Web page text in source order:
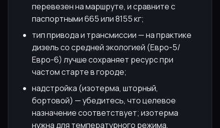
перевезен на маршруте, и сравните с
паспортными 665 или 8155 кг;
тип привода и трансмиссии — на практике
дизель со средней экологией (Евро-5/
Евро-6) лучше сохраняет ресурс при
частом старте в городе;
надстройка (изотерма, шторный,
бортовой) — убедитесь, что целевое
назначение соответствует; изотерма
нужна для температурного режима,